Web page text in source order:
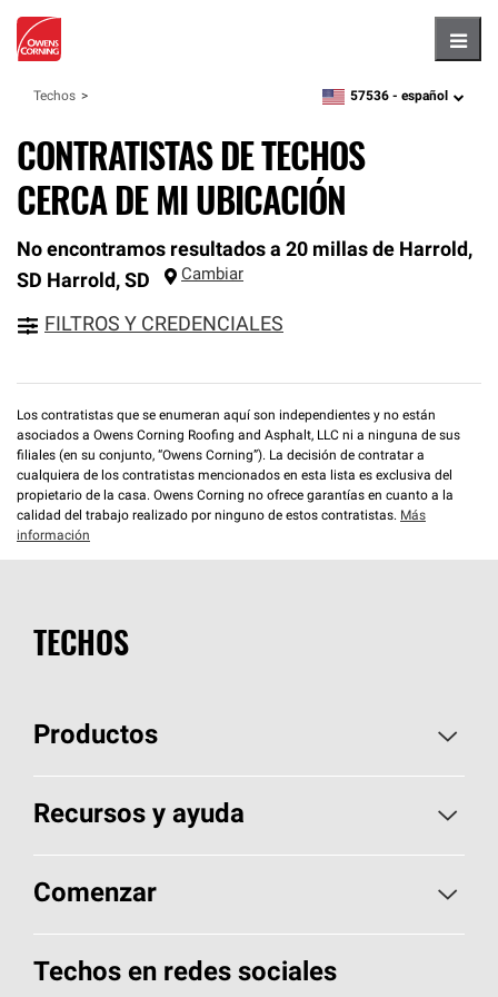
Techos zipcode,language
57536 - español
CONTRATISTAS DE TECHOS
CERCA DE MI UBICACIÓN
No encontramos resultados a 20 millas de Harrold,
SD Harrold, SD Cambiar
FILTROS Y CREDENCIALES
Los contratistas que se enumeran aquí son independientes y no están
asociados a Owens Corning Roofing and Asphalt, LLC ni a ninguna de sus
filiales (en su conjunto, “Owens Corning”). La decisión de contratar a
cualquiera de los contratistas mencionados en esta lista es exclusiva del
propietario de la casa. Owens Corning no ofrece garantías en cuanto a la
calidad del trabajo realizado por ninguno de estos contratistas. Más
información
TECHOS
Productos
Elija sus tejas
Encuentre un contratista
Componentes para techos
Recursos y ayuda
Aspectos básicos sobre techos
Herramientas de diseño y color
Comenzar
Llame al 1-800-GET-PINK®
Techos en redes sociales